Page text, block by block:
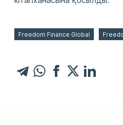
Freedom Finance Global